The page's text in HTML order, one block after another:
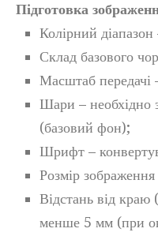
Підготовка
Колірний
Склад базового
Масштаб передачі
Шари – необхідно
(базовий фон);
Шрифт –
Розмір
Відстань від краю
менше 5 мм (при